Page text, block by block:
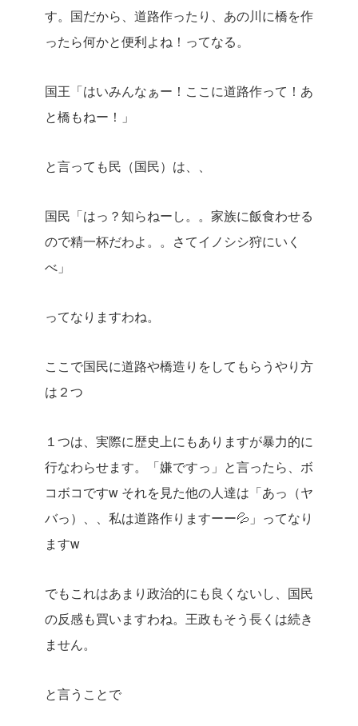
す。国だから、道路作ったり、あの川に橋を作
ったら何かと便利よね！ってなる。
国王「はいみんなぁー！ここに道路作って！あ
と橋もねー！」
と言っても民（国民）は、、
国民「はっ？知らねーし。。家族に飯食わせる
ので精一杯だわよ。。さてイノシシ狩にいく
べ」
ってなりますわね。
ここで国民に道路や橋造りをしてもらうやり方
は２つ
１つは、実際に歴史上にもありますが暴力的に
行なわらせます。「嫌ですっ」と言ったら、ボ
コボコですw それを見た他の人達は「あっ（ヤ
バっ）、、私は道路作りますーー💦」ってなり
ますw
でもこれはあまり政治的にも良くないし、国民
の反感も買いますわね。王政もそう長くは続き
ません。
と言うことで